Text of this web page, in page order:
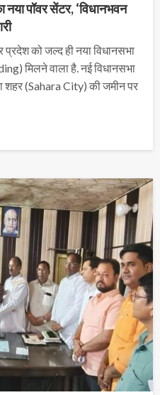
नया पॉवर सेंटर, ‘विधानभवन
को जल्द ही नया विधानसभा
मिलने वाला है. नई विधानसभा
शहर (Sahara City) की जमीन पर